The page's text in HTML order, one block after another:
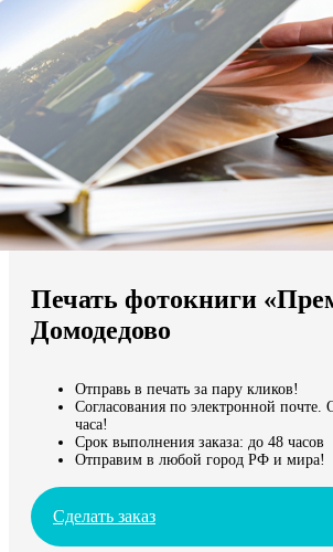
Мы доставляем по всему миру
Продолжить без города
Печать фотокниги
Домодедово
Отправь в печать за пару кликов!
Согласования по электронной почте.
часа!
Срок выполнения заказа: до 48 часов
Отправим в любой город РФ и мира!
Сделать заказ